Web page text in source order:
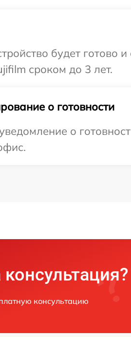
будет
сроком до 3 лет.
о готовности
о
консультацию